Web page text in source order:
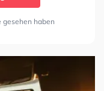
gesehen haben